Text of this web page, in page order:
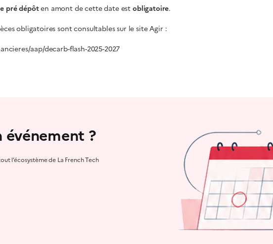
pré dépôten amont de cette date estobligatoire.
obligatoires sont consultables sur le site Agir :
aap/decarb-flash-2025-2027
événement ?
l’écosystème de La French Tech